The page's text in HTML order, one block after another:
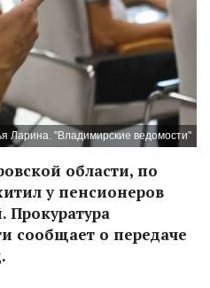
Ларина. "Владимирские ведомости"
области, по
у пенсионеров
Прокуратура
сообщает о передаче